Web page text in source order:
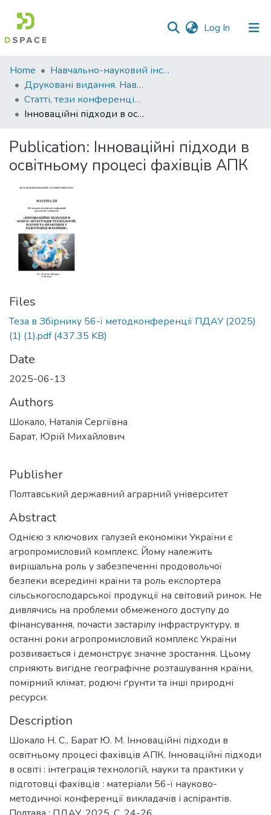
Log In (current)
Communities
&
Collections
All of DSpace
Statistics
Home
Навчально-науковий інститут агротехнологій, селекції та екології
Друковані видання. Навчально-науковий інститут агротехнологій, селекції та екології
Статті, тези конференцій. Навчально-науковий інститут агротехнологій, селекції та екології
Інноваційні підходи в освітньому процесі фахівців АПК
Publication: Інноваційні підходи в
освітньому процесі фахівців АПК
Files
Теза в Збірнику 56-ї методконференції ПДАУ (2025)
(1) (1).pdf(437.35 KB)
Date
2025-06-13
Authors
Шокало, Наталія Сергіївна
Барат, Юрій Михайлович
Publisher
Полтавський державний аграрний університет
Abstract
Однією з ключових галузей економіки України є
агропромисловий комплекс. Йому належить
вирішальна роль у забезпеченні продовольчої
безпеки всередині країни та роль експортера
сільськогосподарської продукції на світовий ринок. Не
дивлячись на проблеми обмеженого доступу до
фінансування, почасти застарілу інфраструктуру, в
останні роки агропромисловий комплекс України
розвивається і демонструє значне зростання. Цьому
сприяють вигідне географічне розташування країни,
помірний клімат, родючі ґрунти та інші природні
ресурси.
Description
Шокало Н. С., Барат Ю. М. Інноваційні підходи в
освітньому процесі фахівців АПК. Інноваційні підходи
в освіті : інтеграція технологій, науки та практики у
підготовці фахівців : матеріали 56-ї науково-
методичної конференції викладачів і аспірантів.